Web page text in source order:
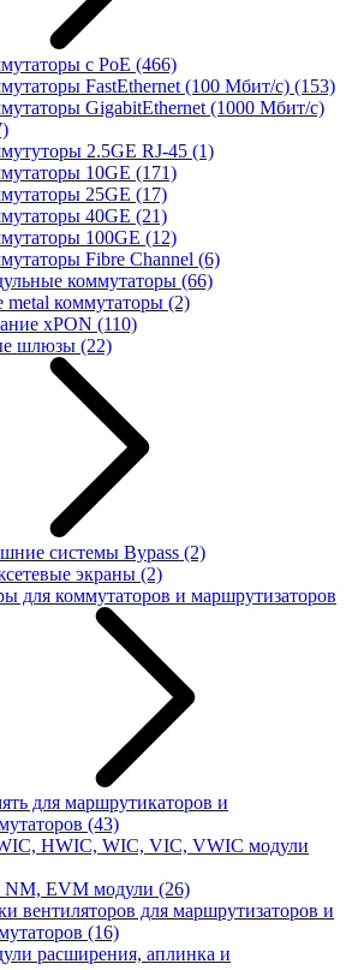
с PoE (466)
FastEthernet (100 Мбит/с) (153)
GigabitEthernet (1000 Мбит/с)
2.5GE RJ-45 (1)
10GE (171)
25GE (17)
40GE (21)
100GE (12)
Fibre Channel (6)
коммутаторы (66)
metal коммутаторы (2)
xPON (110)
шлюзы (22)
системы Bypass (2)
экраны (2)
для коммутаторов и маршрутизаторов
для маршрутикаторов и
(43)
HWIC, WIC, VIC, VWIC модули
NM, EVM модули (26)
вентиляторов для маршрутизаторов и
(16)
расширения, аплинка и